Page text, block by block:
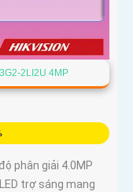
2LI2U 4MP
phân giải 4.0MP
trợ sáng mang